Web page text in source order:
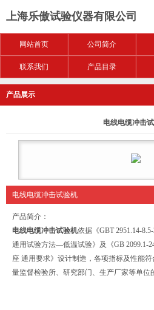
上海乐傲试验仪器有限公司
网站首页 公司简介
联系我们 产品目录
产品展示
电线电缆冲击
电线电缆冲击试验机
产品简介：
电线电缆冲击试验机依据《GBT 2951.14-
通用试验方法—低温试验》及《GB 2099.1-
座 通用要求》设计制造，各项指标及性能
量监督检验所、研究部门、生产厂家等单位